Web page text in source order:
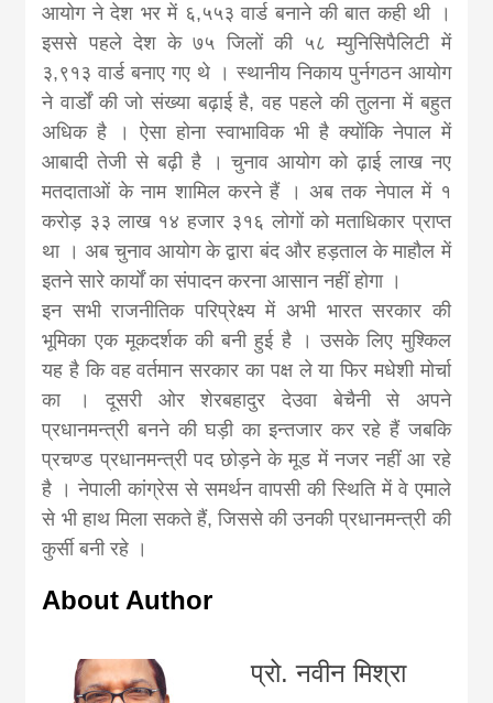
आयोग ने देश भर में ६,५५३ वार्ड बनाने की बात कही थी ।
इससे पहले देश के ७५ जिलों की ५८ म्युनिसिपैलिटी में
३,९१३ वार्ड बनाए गए थे । स्थानीय निकाय पुर्नगठन आयोग
ने वार्डों की जो संख्या बढ़ाई है, वह पहले की तुलना में बहुत
अधिक है । ऐसा होना स्वाभाविक भी है क्योंकि नेपाल में
आबादी तेजी से बढ़ी है । चुनाव आयोग को ढ़ाई लाख नए
मतदाताओं के नाम शामिल करने हैं । अब तक नेपाल में १
करोड़ ३३ लाख १४ हजार ३१६ लोगों को मताधिकार प्राप्त
था । अब चुनाव आयोग के द्वारा बंद और हड़ताल के माहौल में
इतने सारे कार्यों का संपादन करना आसान नहीं होगा ।
इन सभी राजनीतिक परिप्रेक्ष्य में अभी भारत सरकार की
भूमिका एक मूकदर्शक की बनी हुई है । उसके लिए मुश्किल
यह है कि वह वर्तमान सरकार का पक्ष ले या फिर मधेशी मोर्चा
का । दूसरी ओर शेरबहादुर देउवा बेचैनी से अपने
प्रधानमन्त्री बनने की घड़ी का इन्तजार कर रहे हैं जबकि
प्रचण्ड प्रधानमन्त्री पद छोड़ने के मूड में नजर नहीं आ रहे
है । नेपाली कांग्रेस से समर्थन वापसी की स्थिति में वे एमाले
से भी हाथ मिला सकते हैं, जिससे की उनकी प्रधानमन्त्री की
कुर्सी बनी रहे ।
About Author
प्रो. नवीन मिश्रा